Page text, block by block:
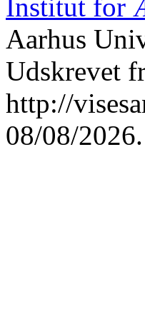
Institut for
Aarhus
Udskrevet
http://
08/08/2026.